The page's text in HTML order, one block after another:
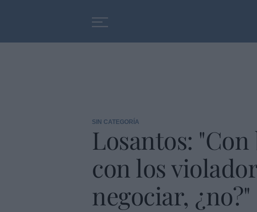
SIN CATEGORÍA
Losantos:
con los
negociar, ¿no?"